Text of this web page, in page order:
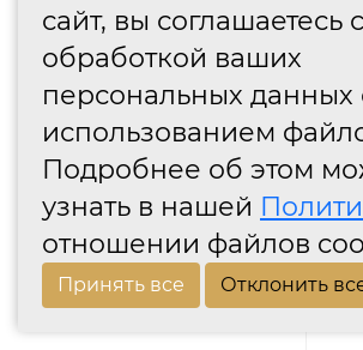
сайт, вы соглашаетесь с
обработкой ваших
персональных данных
использованием
Подробнее об этом
узнать в нашей
отношении файлов
Принять все Отклонить